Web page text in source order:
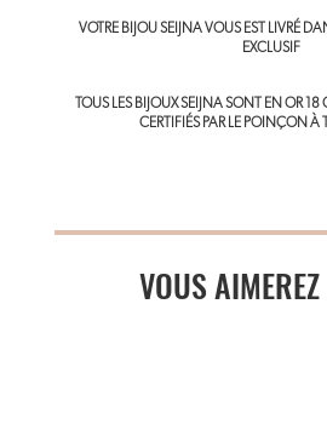
VOTRE BIJOU SEIJNA VOUS EST LIVRÉ
EXCLUSIF
TOUS LES BIJOUX SEIJNA SONT EN OR
CERTIFIÉS PAR LE POINÇON À
VOUS